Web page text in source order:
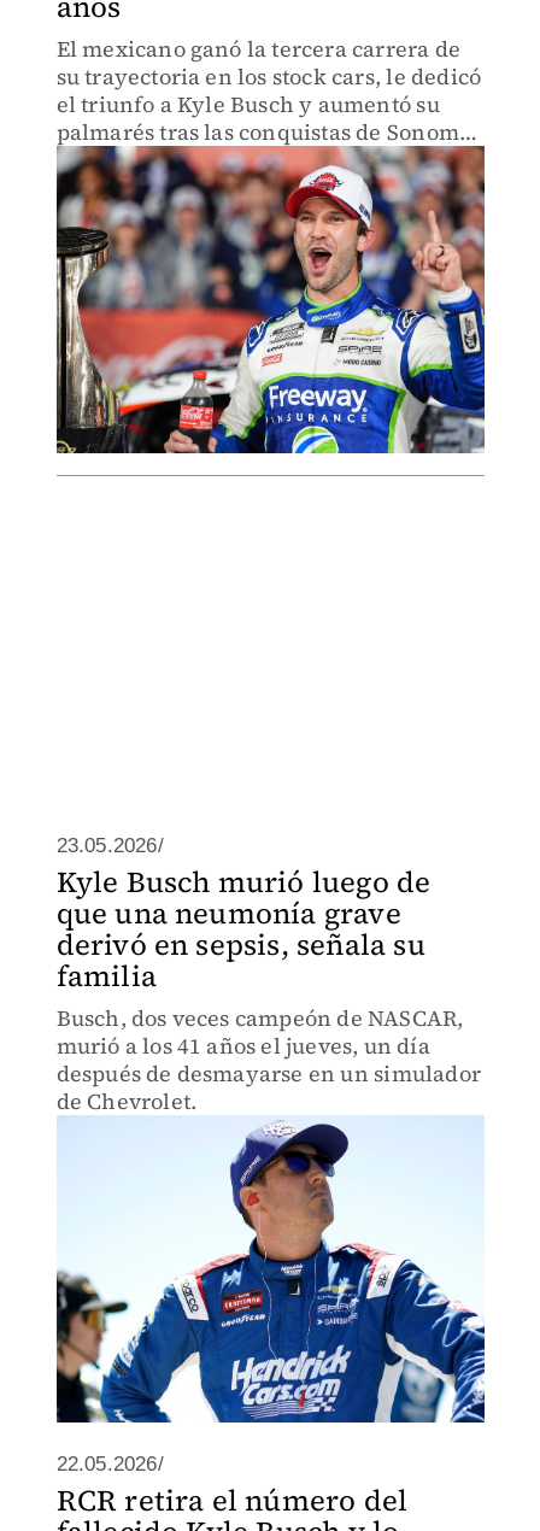
El mexicano ganó la tercera carrera de
su trayectoria en los stock cars, le dedicó
el triunfo a Kyle Busch y aumentó su
palmarés tras las conquistas de Sonoma
en 2022 y de Atlanta en 2024.
23.05.2026/
Kyle Busch murió luego de
que una neumonía grave
derivó en sepsis, señala su
familia
Busch, dos veces campeón de NASCAR,
murió a los 41 años el jueves, un día
después de desmayarse en un simulador
de Chevrolet.
22.05.2026/
RCR retira el número del